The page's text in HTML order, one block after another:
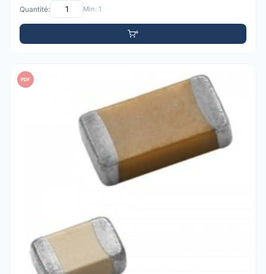
Quantité: Min: 1
PDF